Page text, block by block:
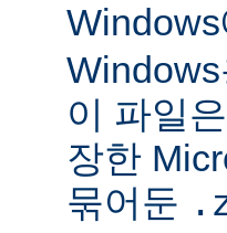
이 파일
장한
묶어둔